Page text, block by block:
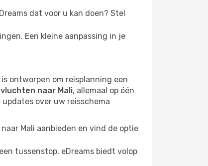
dat voor u kan doen? Stel
Een kleine aanpassing in je
ontworpen om reisplanning een
naar Mali, allemaal op één
over uw reisschema
Mali aanbieden en vind de optie
tussenstop, eDreams biedt volop